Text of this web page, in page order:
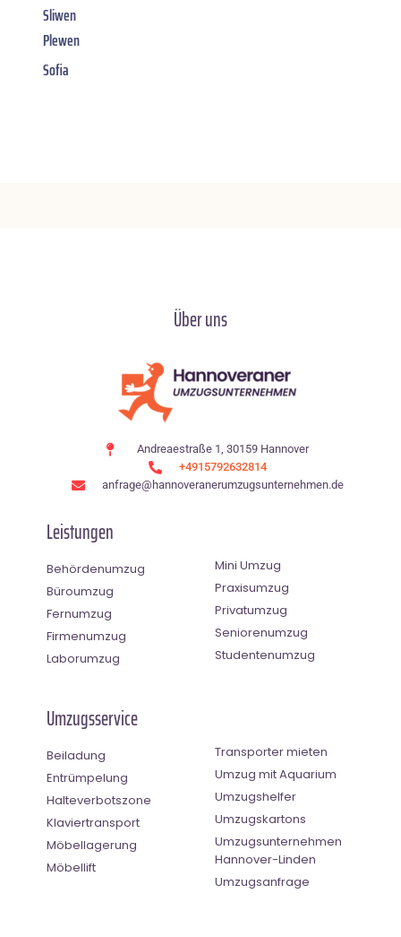
Sliwen
Plewen
Sofia
Über uns
Andreaestraße 1, 30159 Hannover
+4915792632814
anfrage@hannoveranerumzugsunternehmen.de
Leistungen
Behördenumzug
Büroumzug
Fernumzug
Firmenumzug
Laborumzug
Mini Umzug
Praxisumzug
Privatumzug
Seniorenumzug
Studentenumzug
Umzugsservice
Beiladung
Entrümpelung
Halteverbotszone
Klaviertransport
Möbellagerung
Möbellift
Transporter mieten
Umzug mit Aquarium
Umzugshelfer
Umzugskartons
Umzugsunternehmen
Hannover-Linden
Umzugsanfrage